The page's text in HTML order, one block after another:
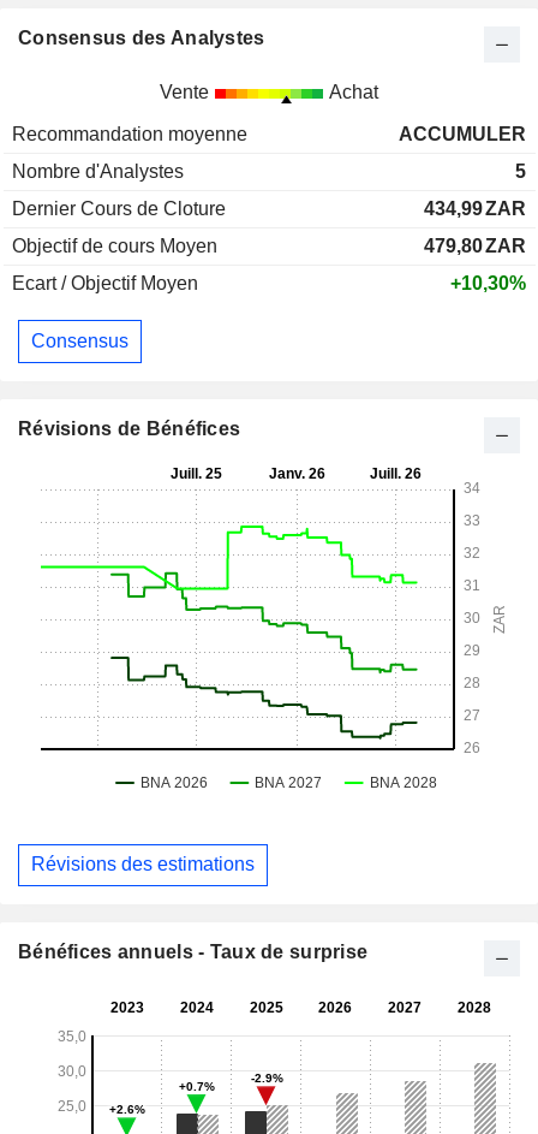
Consensus des Analystes
Vente Achat
Recommandation moyenne
ACCUMULER
Nombre d'Analystes
5
Dernier Cours de Cloture
434,99ZAR
Objectif de cours Moyen
479,80ZAR
Ecart / Objectif Moyen
+10,30%
Consensus
Révisions de Bénéfices
Révisions des estimations
Bénéfices annuels - Taux de surprise